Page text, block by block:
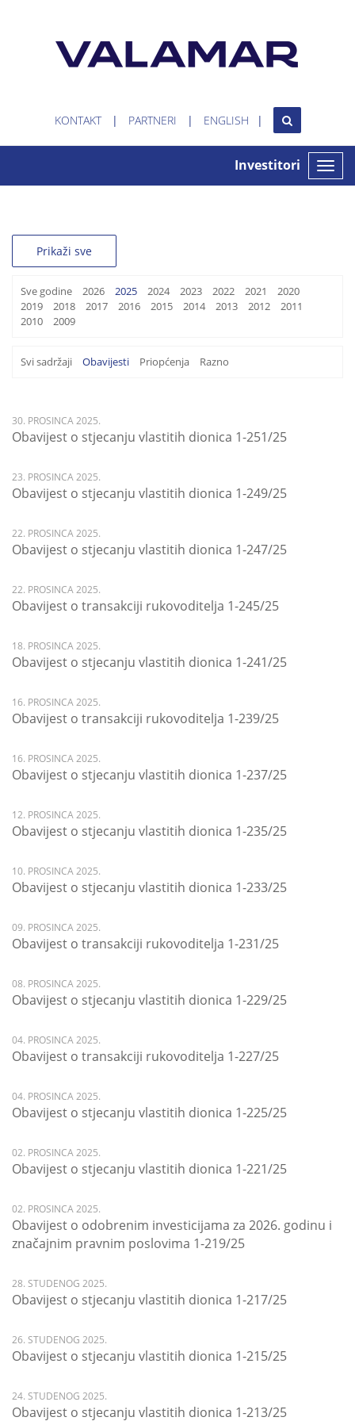
KONTAKT PARTNERI ENGLISH
Toggle
Investitori
Prikaži sve
Sve godine 2026 2025 2024 2023 2022 2021
2020
2019
2018 2017 2016 2015 2014 2013 2012
2011
2010
2009
Svi sadržaji Obavijesti Priopćenja Razno
30. PROSINCA 2025.
Obavijest o stjecanju vlastitih dionica 1-251/25
23. PROSINCA 2025.
Obavijest o stjecanju vlastitih dionica 1-249/25
22. PROSINCA 2025.
Obavijest o stjecanju vlastitih dionica 1-247/25
22. PROSINCA 2025.
Obavijest o transakciji rukovoditelja 1-245/25
18. PROSINCA 2025.
Obavijest o stjecanju vlastitih dionica 1-241/25
16. PROSINCA 2025.
Obavijest o transakciji rukovoditelja 1-239/25
16. PROSINCA 2025.
Obavijest o stjecanju vlastitih dionica 1-237/25
12. PROSINCA 2025.
Obavijest o stjecanju vlastitih dionica 1-235/25
10. PROSINCA 2025.
Obavijest o stjecanju vlastitih dionica 1-233/25
09. PROSINCA 2025.
Obavijest o transakciji rukovoditelja 1-231/25
08. PROSINCA 2025.
Obavijest o stjecanju vlastitih dionica 1-229/25
04. PROSINCA 2025.
Obavijest o transakciji rukovoditelja 1-227/25
04. PROSINCA 2025.
Obavijest o stjecanju vlastitih dionica 1-225/25
02. PROSINCA 2025.
Obavijest o stjecanju vlastitih dionica 1-221/25
02. PROSINCA 2025.
Obavijest o odobrenim investicijama za 2026. godinu i
značajnim pravnim poslovima 1-219/25
28. STUDENOG 2025.
Obavijest o stjecanju vlastitih dionica 1-217/25
26. STUDENOG 2025.
Obavijest o stjecanju vlastitih dionica 1-215/25
24. STUDENOG 2025.
Obavijest o stjecanju vlastitih dionica 1-213/25